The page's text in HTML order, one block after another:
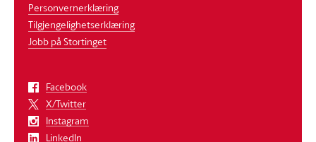
Personvernerklæring
Tilgjengelighetserklæring
Jobb på Stortinget
Facebook
X/Twitter
Instagram
LinkedIn